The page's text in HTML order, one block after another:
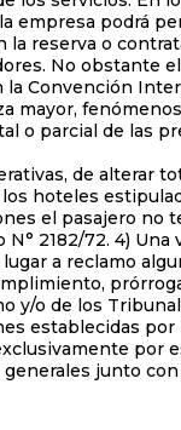
empresa podrá
la reserva o
No obstante
Convención
mayor,
o parcial de las
de
hoteles
el pasajero no
2182/72. 4)
a reclamo
y/o de los
establecidas
por
junto